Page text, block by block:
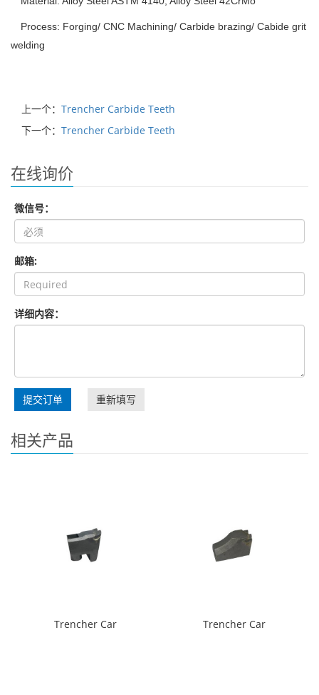
Process: Forging/ CNC Machining/ Carbide brazing/ Cabide grit
welding
上一个： Trencher Carbide Teeth
下一个： Trencher Carbide Teeth
在线询价
微信号：
邮箱:
详细内容：
提交订单 重新填写
相关产品
Trencher Car Trencher Car